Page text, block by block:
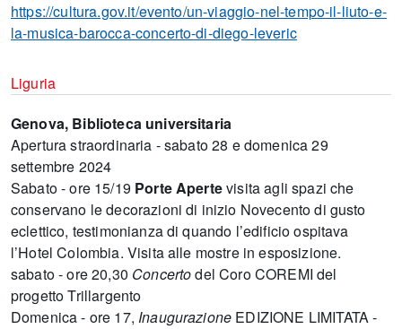
https://cultura.gov.it/evento/un-viaggio-nel-tempo-il-liuto-e-
la-musica-barocca-concerto-di-diego-leveric
Liguria
Genova, Biblioteca universitaria
Apertura straordinaria - sabato 28 e domenica 29
settembre 2024
Sabato - ore 15/19 Porte Apertevisita agli spazi che
conservano le decorazioni di inizio Novecento di gusto
eclettico, testimonianza di quando l’edificio ospitava
l’Hotel Colombia. Visita alle mostre in esposizione.
sabato - ore 20,30 Concertodel Coro COREMI del
progetto Trillargento
Domenica - ore 17, Inaugurazione EDIZIONE LIMITATA -